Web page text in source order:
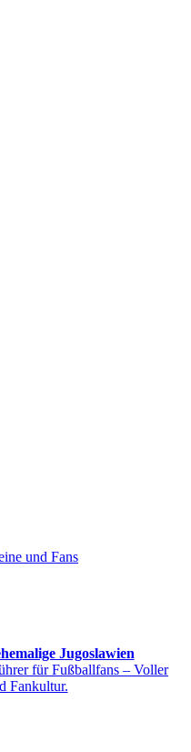
und Fans
Jugoslawien
für Fußballfans – Voller
Fankultur.